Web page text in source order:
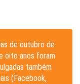
de outubro de
oito anos foram
também
(Facebook,